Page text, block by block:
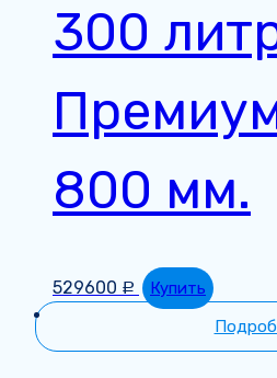
300
800 мм.
529600 Р
Купить